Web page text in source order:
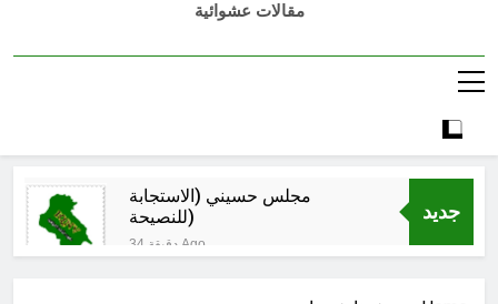
مقالات عشوائية
جديد
مجلس حسيني (الاستجابة
للنصيحة)
34 دقيقة Ago